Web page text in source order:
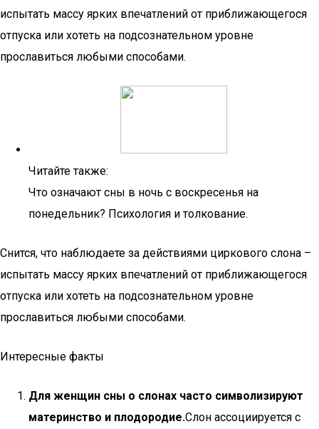
испытать массу ярких впечатлений от приближающегося
отпуска или хотеть на подсознательном уровне
прославиться любыми способами.
Читайте также:
Что означают сны в ночь с воскресенья на
понедельник? Психология и толкование.
Снится, что наблюдаете за действиями циркового слона –
испытать массу ярких впечатлений от приближающегося
отпуска или хотеть на подсознательном уровне
прославиться любыми способами.
Интересные факты
Для женщин сны о слонах часто символизируют
материнство и плодородие.Слон ассоциируется с